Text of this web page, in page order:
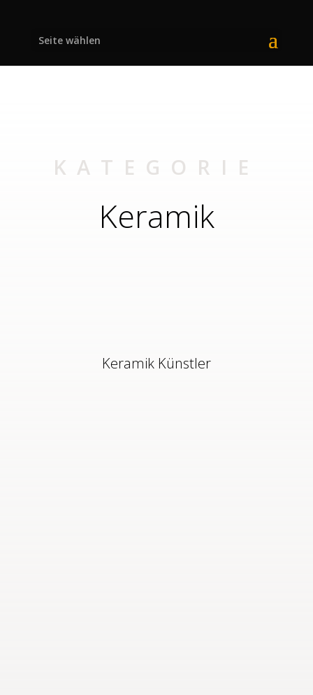
Seite wählen
KATEGORIE
Keramik
Keramik Künstler